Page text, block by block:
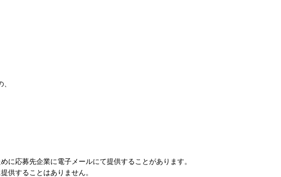
に応募先企業に電子メールにて提供することがあります。
供することはありません。